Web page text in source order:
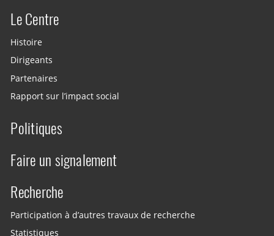
Le Centre
Histoire
Dirigeants
Partenaires
Rapport sur l’impact social
Politiques
Faire un signalement
Recherche
Participation à d’autres travaux de recherche
Statistiques